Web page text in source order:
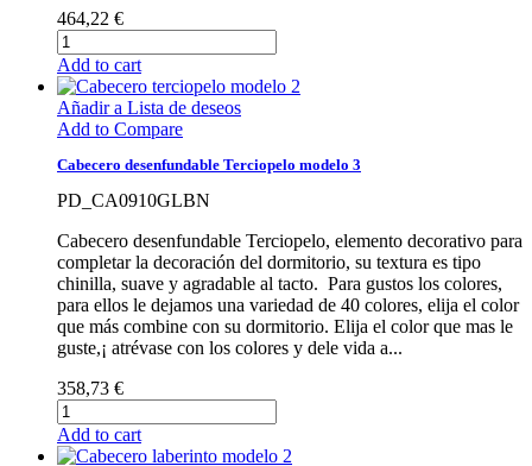
464,22 €
Add to cart
Añadir a Lista de deseos
Add to Compare
Cabecero desenfundable Terciopelo modelo 3
PD_CA0910GLBN
Cabecero desenfundable Terciopelo, elemento decorativo para
completar la decoración del dormitorio, su textura es tipo
chinilla, suave y agradable al tacto. Para gustos los colores,
para ellos le dejamos una variedad de 40 colores, elija el color
que más combine con su dormitorio. Elija el color que mas le
guste,¡ atrévase con los colores y dele vida a...
358,73 €
Add to cart